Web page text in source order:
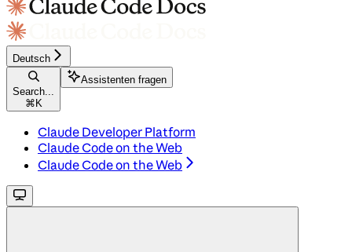
Deutsch
Search...
⌘ K
Assistenten fragen
Claude Developer Platform
Claude Code on the Web
Claude Code on the Web